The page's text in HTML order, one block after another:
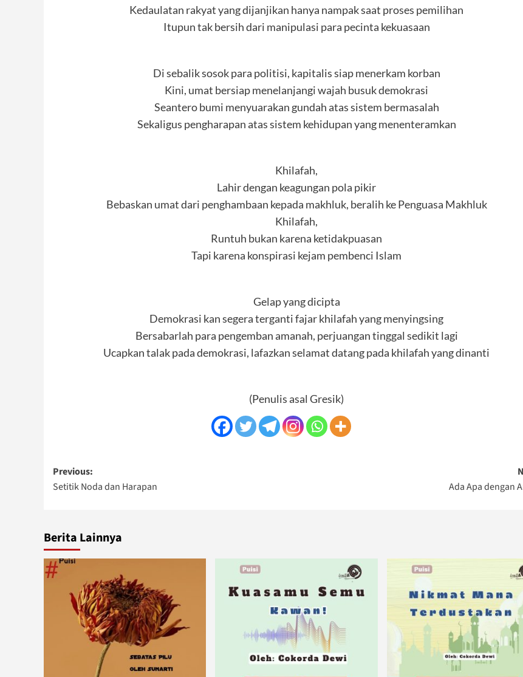
Kedaulatan rakyat yang dijanjikan hanya nampak saat proses pemilihan
Itupun tak bersih dari manipulasi para pecinta kekuasaan
Di sebalik sosok para politisi, kapitalis siap menerkam korban
Kini, umat bersiap menelanjangi wajah busuk demokrasi
Seantero bumi menyuarakan gundah atas sistem bermasalah
Sekaligus pengharapan atas sistem kehidupan yang menenteramkan
Khilafah,
Lahir dengan keagungan pola pikir
Bebaskan umat dari penghambaan kepada makhluk, beralih ke Penguasa Makhluk
Khilafah,
Runtuh bukan karena ketidakpuasan
Tapi karena konspirasi kejam pembenci Islam
Gelap yang dicipta
Demokrasi kan segera terganti fajar khilafah yang menyingsing
Bersabarlah para pengemban amanah, perjuangan tinggal sedikit lagi
Ucapkan talak pada demokrasi, lafazkan selamat datang pada khilafah yang dinanti
(Penulis asal Gresik)
Post
navigation
Previous:
Setitik Noda dan Harapan
Ada Apa dengan
Berita Lainnya